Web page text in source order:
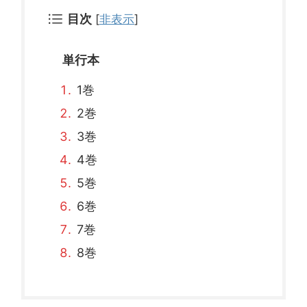
目次 [非表示]
単行本
1巻
2巻
3巻
4巻
5巻
6巻
7巻
8巻